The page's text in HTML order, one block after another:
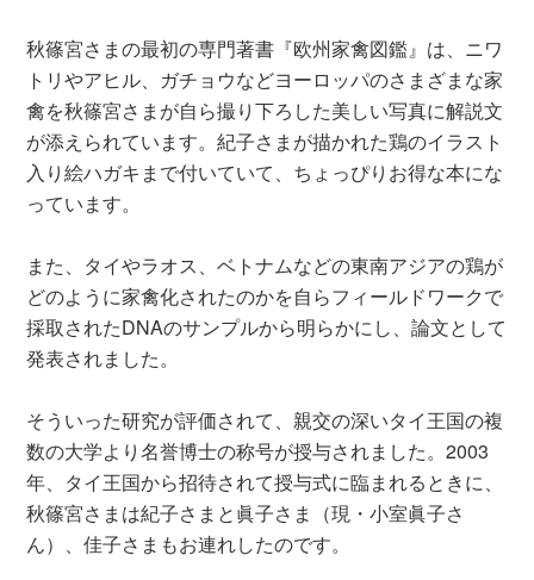
秋篠宮さまの最初の専門著書『欧州家禽図鑑』は、ニワ
トリやアヒル、ガチョウなどヨーロッパのさまざまな家
禽を秋篠宮さまが自ら撮り下ろした美しい写真に解説文
が添えられています。紀子さまが描かれた鶏のイラスト
入り絵ハガキまで付いていて、ちょっぴりお得な本にな
っています。
また、タイやラオス、ベトナムなどの東南アジアの鶏が
どのように家禽化されたのかを自らフィールドワークで
採取されたDNAのサンプルから明らかにし、論文として
発表されました。
そういった研究が評価されて、親交の深いタイ王国の複
数の大学より名誉博士の称号が授与されました。2003
年、タイ王国から招待されて授与式に臨まれるときに、
秋篠宮さまは紀子さまと眞子さま（現・小室眞子さ
ん）、佳子さまもお連れしたのです。